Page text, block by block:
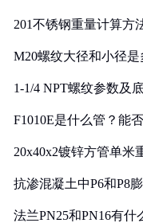
201不锈钢重量计算方
M20螺纹大径和小径是
1-1/4 NPT螺纹参数及
F1010E是什么管？能
20x40x2镀锌方管单米
抗渗混凝土中P6和P8
法兰PN25和PN16有什